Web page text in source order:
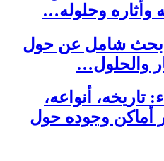
وأثاره وحلوله…
, بحث شامل عن حول
والحلول…
تاريخه، أنواعه،
أماكن وجوده حول